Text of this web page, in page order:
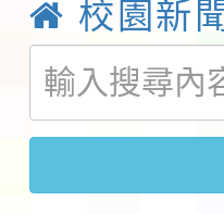
鎮韌性
速演練
「115
法」
本校
第3次
檢送「
校園新